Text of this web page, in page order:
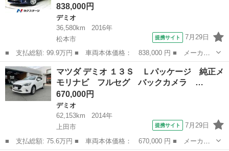
838,000円
デミオ
36,580km
2016年
松本市
提携サイト 7月29日
■ 支払総額: 99.9万円 ■ 車両本体価格： 838,000 円 ■ メーカー
名： マツダ ■ 車種名： デミオ ■ グレード名： ＸＤ メーカ
ーナビ バックカメラ 衝突軽減 クルコン シートヒーター Ｂｌ
ｕｅｔｏｏｔ...
長野 松本市 デミオ
マツダ デミオ １３Ｓ Ｌパッケージ 純正メ
モリナビ フルセグ バックカメラ …
670,000円
デミオ
62,153km
2014年
上田市
提携サイト 7月29日
■ 支払総額: 75.6万円 ■ 車両本体価格： 670,000 円 ■ メーカー